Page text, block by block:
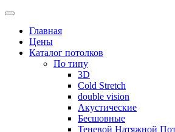
Skip
contentГлавная
Цены
Каталог потолков
По типу
3D
Cold Stretch
double vision
Акустические
Бесшовные
Теневой Натяжной